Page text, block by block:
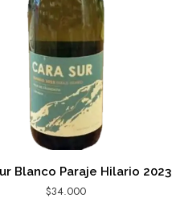
Blanco Paraje Hilario 2023
$34.000